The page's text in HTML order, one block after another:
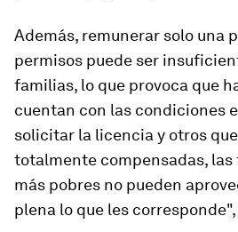
Además, remunerar solo una
permisos puede ser
familias, lo que provoca que
cuentan con las condiciones
solicitar la licencia y otros
totalmente compensadas,
más pobres no pueden
plena lo que les